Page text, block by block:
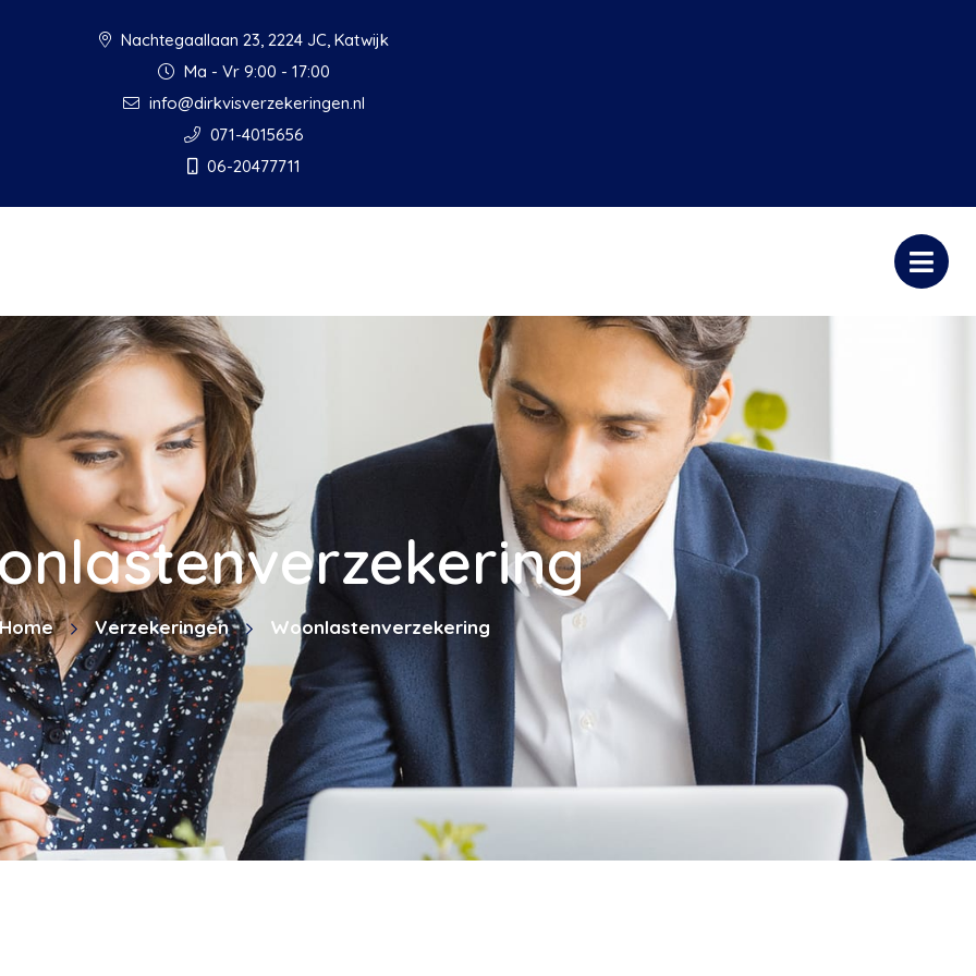
Nachtegaallaan 23, 2224 JC, Katwijk
Ma - Vr 9:00 - 17:00
info@dirkvisverzekeringen.nl
071-4015656
06-20477711
Verzekeringen Woonlastenverzekering